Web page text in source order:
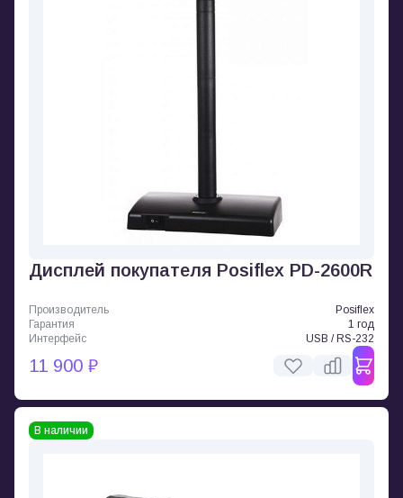
Дисплей покупателя Posiflex PD-2600R
Производитель
Posiflex
Гарантия
1 год
Интерфейс
USB / RS-232
11 900 ₽
В наличии